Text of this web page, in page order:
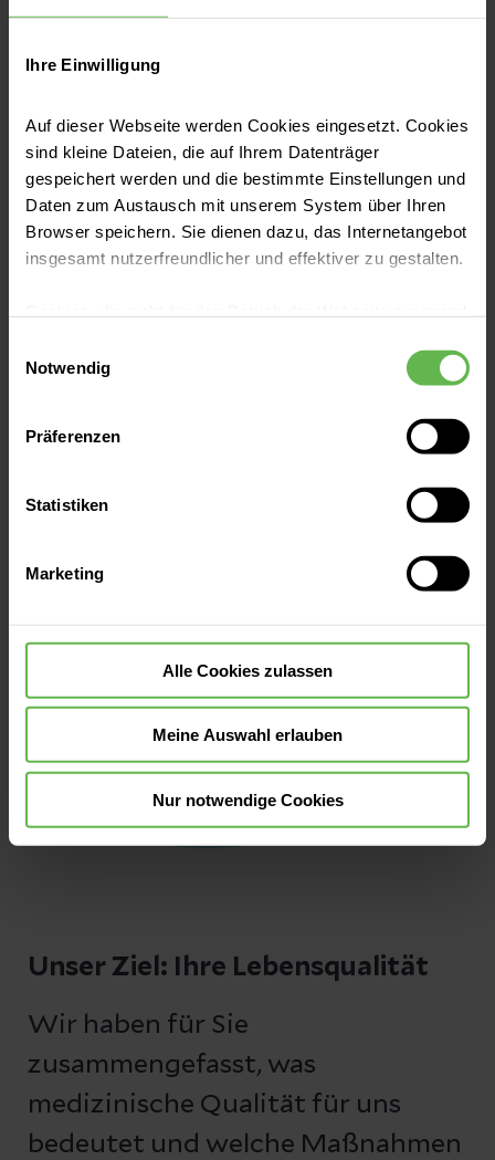
Ihre Einwilligung
Auf dieser Webseite werden Cookies eingesetzt. Cookies
sind kleine Dateien, die auf Ihrem Datenträger
gespeichert werden und die bestimmte Einstellungen und
Daten zum Austausch mit unserem System über Ihren
Browser speichern. Sie dienen dazu, das Internetangebot
insgesamt nutzerfreundlicher und effektiver zu gestalten.
eingesetzt werden.
Es steht Ihnen frei, unsere Seite mit nur den notwendigen
Cookies zu benutzen, eine individuelle Auswahl
oder durch Auswahl von „Alle Cookies akzeptieren“ in die
widerrufen.
Notwendig
Präferenzen
Statistiken
Marketing
Alle Cookies zulassen
Meine Auswahl erlauben
Nur notwendige Cookies
werden? Für medizinische Laien ist
es oft schwer, eine Antwort auf
es Ihnen so leicht wie möglich
machen, unsere Qualität
nachzuprüfen: Auf dieser Seite
finden Sie gebündelt alle
für eines unserer Krankenhäuser
Unser Ziel: Ihre Lebensqualität
Wir haben für Sie
zusammengefasst, was
medizinische Qualität für uns
bedeutet und welche Maßnahmen